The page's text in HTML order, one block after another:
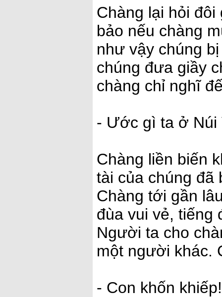
Chàng lại hỏi
bảo nếu chàng
như vậy chúng
chúng đưa giầy
chàng chỉ nghĩ
- Ước gì ta ở Núi
Chàng liền biến
tài của chúng đã
Chàng tới gần
đùa vui vẻ, tiếng
Người ta cho
một người khác.
- Con khốn